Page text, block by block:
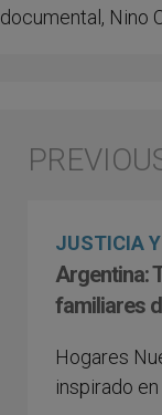
documental, Nino
JUSTICIA
Argentina:
familiares
Hogares
inspirado